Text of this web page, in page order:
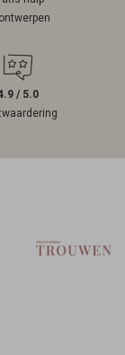
/ 5.0